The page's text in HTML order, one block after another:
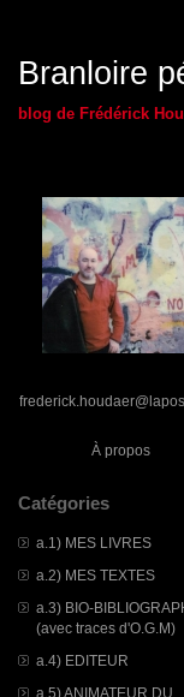
Branloire
blog de Frédérick
À propos
Catégories
a.1) MES LIVRES
a.2) MES TEXTES
a.3) BIO-
(avec traces d'O.G.M)
a.4) EDITEUR
a.5) ANIMATEUR DU